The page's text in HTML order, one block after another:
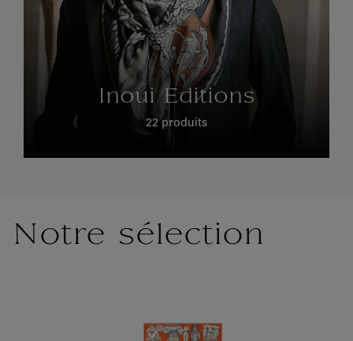
Notre sélection
Inoui Editions
22 produits